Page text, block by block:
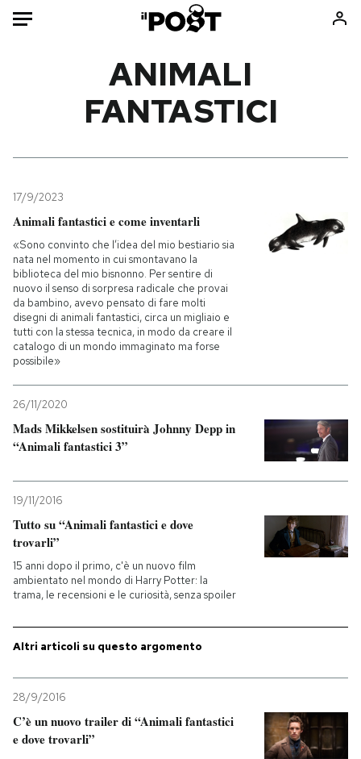
Mondo
Tecnologia
Internet
Scienza
Cultura
Economia
Sport
Libri
Media
Europa
Altrecose
Mondiali calcio 2026
NEWSLETTER
I MIEI PREFERITI
Entra
ANIMALI
FANTASTICI
17/9/2023
Animali fantastici e come inventarli
«Sono convinto che l’idea del mio bestiario sia
nata nel momento in cui smontavano la
biblioteca del mio bisnonno. Per sentire di
nuovo il senso di sorpresa radicale che provai
da bambino, avevo pensato di fare molti
disegni di animali fantastici, circa un migliaio e
tutti con la stessa tecnica, in modo da creare il
catalogo di un mondo immaginato ma forse
possibile»
26/11/2020
Mads Mikkelsen sostituirà Johnny Depp in
“Animali fantastici 3”
19/11/2016
Tutto su “Animali fantastici e dove
trovarli”
15 anni dopo il primo, c'è un nuovo film
ambientato nel mondo di Harry Potter: la
trama, le recensioni e le curiosità, senza spoiler
Altri articoli su questo argomento
28/9/2016
C’è un nuovo trailer di “Animali fantastici
e dove trovarli”